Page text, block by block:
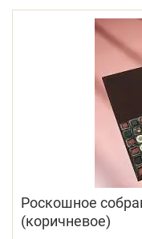
Роскошное
(коричневое)